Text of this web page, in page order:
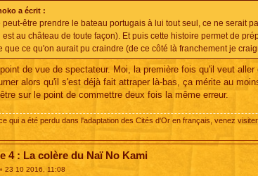
a écrit :
peut-être prendre le bateau portugais à lui tout seul, ce ne serait
est au château de toute façon). Et puis cette histoire permet de
que ce qu'on aurait pu craindre (de ce côté là franchement je
de vue de spectateur. Moi, la première fois qu'il veut
alors qu'il s'est déjà fait attraper là-bas, ça mérite au
sur le point de commettre deux fois la même erreur.
qui a été perdu dans l'adaptation des Cités d'Or en français, venez
4 : La colère du Naï No Kami
23 10 2016, 11:08